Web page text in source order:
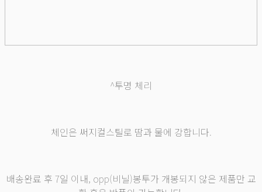
^투명 체리
체인은 써지컬스틸로 땀과 물에 강합니다.
배송완료 후 7일 이내, opp(비닐)봉투가 개봉되지 않은 제품만 교